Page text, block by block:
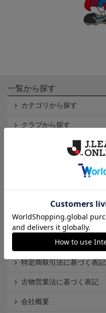
一覧から探す
カテゴリから探す
クラブから探す
インフォメーション
個人情報保護方針
Cookieポリシー
特定商取引法に基づく表記
古物営業法に基づく表記
会社概要